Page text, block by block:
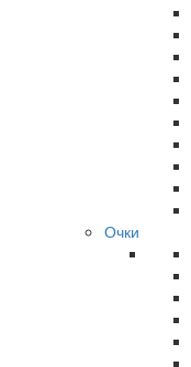
Очки